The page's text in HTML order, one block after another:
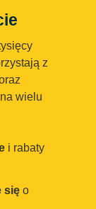
z
wielu
i rabaty
się o